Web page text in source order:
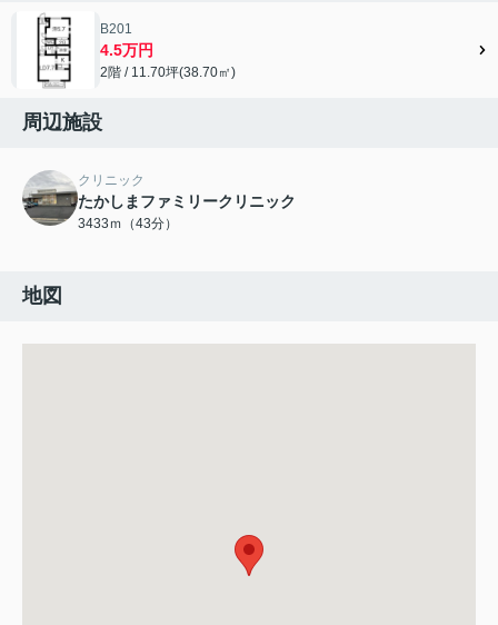
B201
4.5万円
2階 / 11.70坪(38.70㎡)
周辺施設
クリニック
たかしまファミリークリニック
3433ｍ（43分）
地図